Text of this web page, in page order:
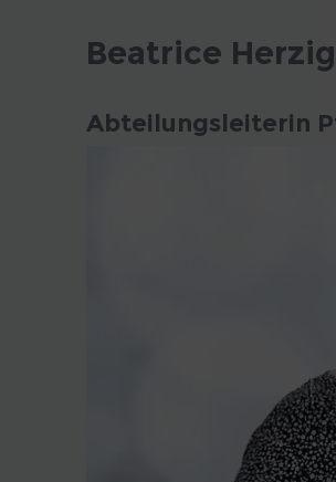
Beatrice Herzig
Abteilungsleiterin